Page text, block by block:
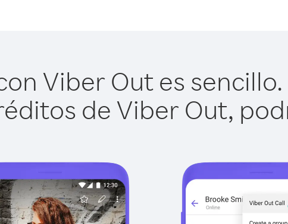
Viber Out es sencillo.
de Viber Out,